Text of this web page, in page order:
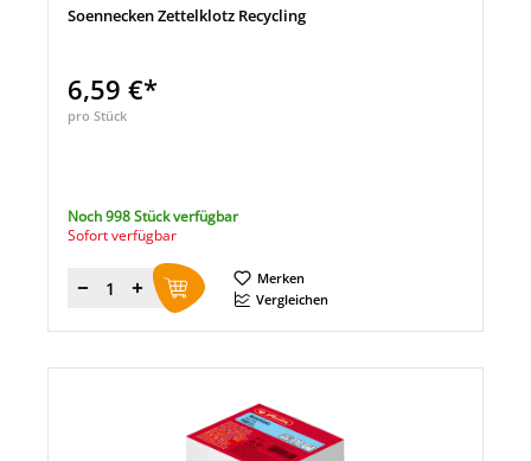
Soennecken Zettelklotz Recycling
6,59 €*
pro Stück
Noch 998 Stück verfügbar
Sofort verfügbar
Menge
Merken
Vergleichen